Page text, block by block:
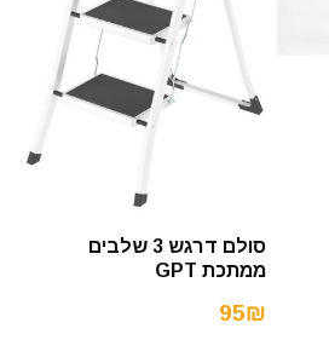
סולם דרגש 3 שלבים
ממתכת GPT
95₪